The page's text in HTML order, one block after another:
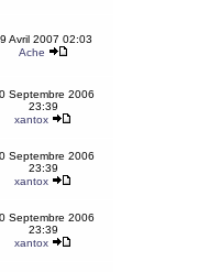
Avril 2007 02:03
Ache
Septembre 2006
23:39
xantox
Septembre 2006
23:39
xantox
Septembre 2006
23:39
xantox